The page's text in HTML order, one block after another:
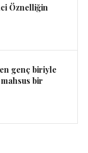
Öznelliğin
genç biriyle
bir